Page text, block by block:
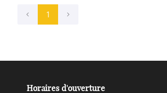
1
Horaires d'ouverture